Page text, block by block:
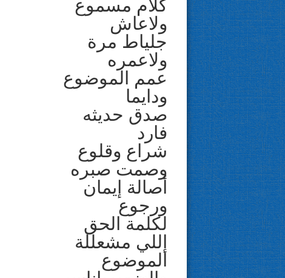
كلام مسموع
ولاعاش
جلياط مرة
ولاعمره
عمم الموضوع
ودايما
صدق حديثه
فارد
شراع وقلوع
وصمت صبره
أصالة إيمان
ورجوع
لكلمة الحق
إللي مشعللة
الموضوع